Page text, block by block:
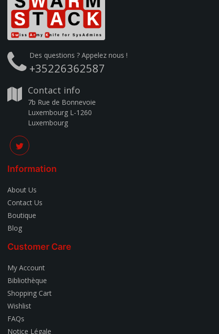
Des questions ? Appelez nous !
+35226362587
Contact info
7b Rue de Bonnevoie
Luxembourg L-1260
Luxembourg
Information
About Us
Contact Us
Boutique
Blog
Customer Care
My Account
Bibliothèque
Shopping Cart
Wishlist
FAQs
Notice Légale